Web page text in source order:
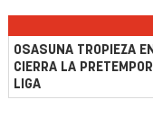
OSASUNA TROPIEZA
CIERRA LA
LIGA